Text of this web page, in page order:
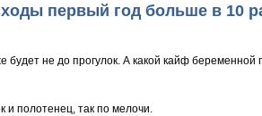
первый год больше в 10
не до прогулок. А какой кайф беременной
и полотенец, так по мелочи.